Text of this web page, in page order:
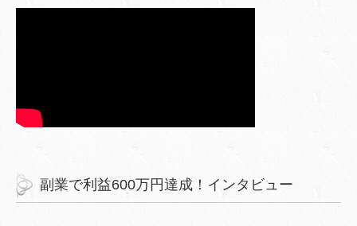
副業で利益600万円達成！インタビュー